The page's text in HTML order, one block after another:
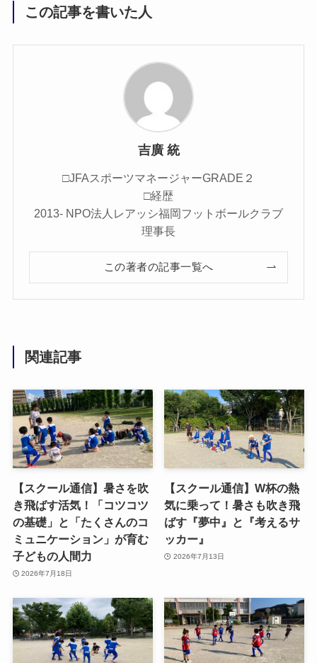
この記事を書いた人
吉廣 統
□JFAスポーツマネージャーGRADE２
□経歴
2013- NPO法人レアッシ福岡フットボールクラブ
理事長
この著者の記事一覧へ
関連記事
【スクール通信】暑さを吹
き飛ばす活気！「コツコツ
の基礎」と「たくさんのコ
ミュニケーション」が育む
子どもの人間力
2026年7月18日
【スクール通信】W杯の熱
気に乗って！暑さも吹き飛
ばす『夢中』と『考えるサ
ッカー』
2026年7月13日